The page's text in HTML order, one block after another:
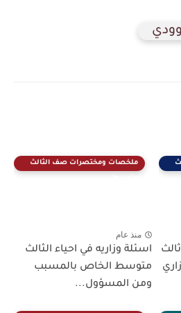
ملخصات ومختصرات صف الثالث
منذ عام
اسئلة وزاريه في احياء الثالث
متوسط الخاص بالمسبب
ومن المسؤول...